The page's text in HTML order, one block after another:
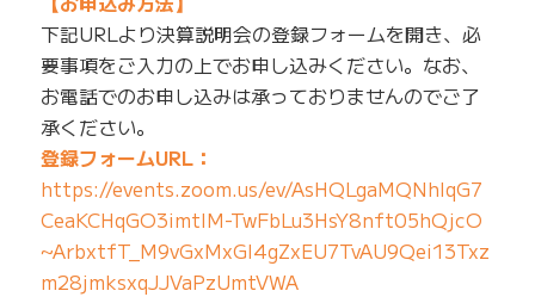
下記URLより決算説明会の登録フォームを開き、必
要事項をご入力の上でお申し込みください。なお、
お電話でのお申し込みは承っておりませんのでご了
承ください。
登録フォームURL：
https://events.zoom.us/ev/AsHQLgaMQNhIqG7
CeaKCHqGO3imtlM-TwFbLu3HsY8nft05hQjcO
~ArbxtfT_M9vGxMxGI4gZxEU7TvAU9Qei13Txz
m28jmksxqJJVaPzUmtVWA